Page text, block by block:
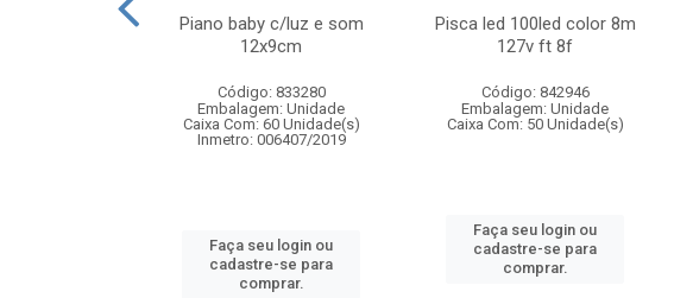
Piano baby c/luz e som
12x9cm
Código: 833280
Embalagem: Unidade
Caixa Com: 60 Unidade(s)
Inmetro: 006407/2019
Faça seu login ou
cadastre-se para
comprar.
Pisca led 100led color 8m
127v ft 8f
Código: 842946
Embalagem: Unidade
Caixa Com: 50 Unidade(s)
Faça seu login ou
cadastre-se para
comprar.